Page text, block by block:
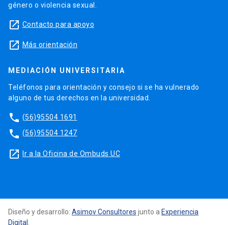
género o violencia sexual.
launch Contacto para apoyo
launch Más orientación
MEDIACIÓN UNIVERSITARIA
Teléfonos para orientación y consejo si se ha vulnerado
alguno de tus derechos en la universidad.
phone (56)95504 1691
phone (56)95504 1247
launch Ir a la Oficina de Ombuds UC
Diseño y desarrollo: Asimov Consultores junto a Experiencia
Digital